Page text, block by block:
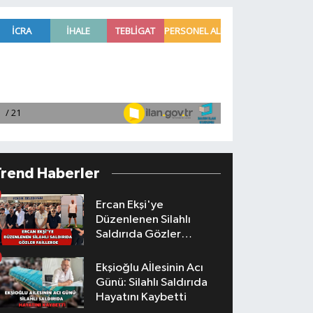
Haberler
Ercan Ekşi'ye
Düzenlenen Silahlı
Saldırıda Gözler
Ekşioğlu Aİlesinin Acı
Günü: Silahlı Saldırıda
Hayatını Kaybetti